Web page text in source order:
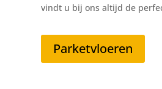
vindt u bij ons altijd de
Parketvloeren